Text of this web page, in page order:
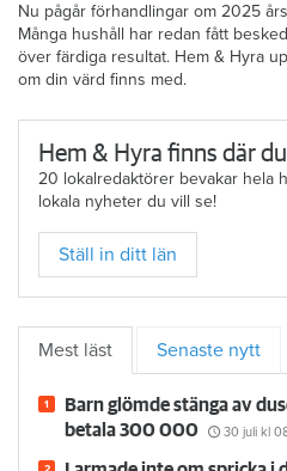
Nu pågår förhandlingar om 2025
Många hushåll har redan fått
över färdiga resultat. Hem & Hyra
om din värd finns med.
Hem & Hyra finns där
20 lokalredaktörer bevakar hela
lokala nyheter du vill se!
Ställ in ditt län
Mest läst Senaste nytt
Barn glömde stänga av
betala 300 000
30 juli kl